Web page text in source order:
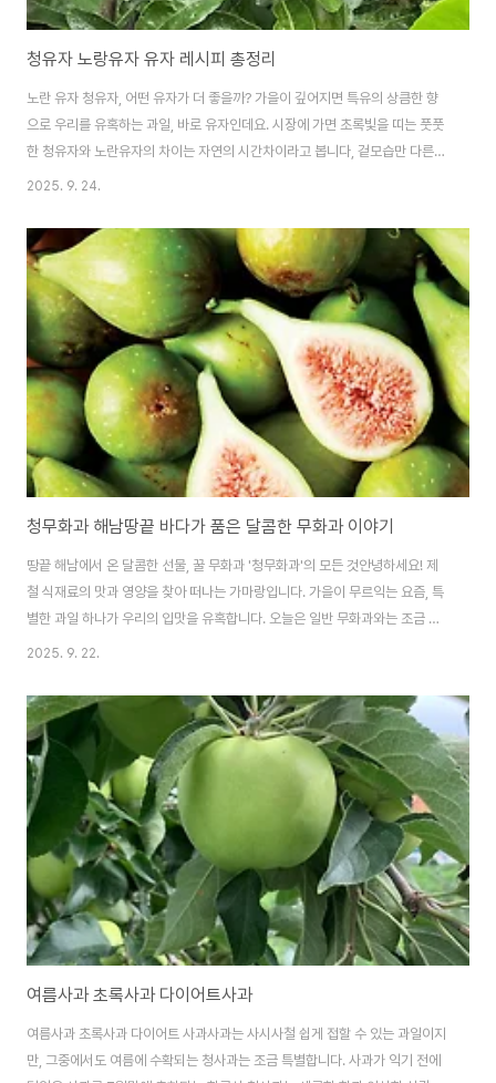
청유자 노랑유자 유자 레시피 총정리
노란 유자 청유자, 어떤 유자가 더 좋을까? 가을이 깊어지면 특유의 상큼한 향
으로 우리를 유혹하는 과일, 바로 유자인데요. 시장에 가면 초록빛을 띠는 풋풋
한 청유자와 노란유자의 차이는 자연의 시간차이라고 봅니다, 겉모습만 다른
것 같은데, 과연 어떤 유자가 더 좋은 걸까요? 오늘은 두 유자의 차이점을 꼼꼼
기농 청유자 구매하러가기청유자와 노란색 유자 어떻게 다른가요?청유자는 노
랗게 익기 전의 유자, 노란 유자는 완전히 익은 유자를 말합니다. 수확 시기와
익은 정도가 다른 만큼, 맛과 향, 그리고 영양 성분에서도 차이가 있습니다.청유
자는 9월10월 가을에 노랗게 잘익은 유자는 11월에 즐길수 있습니다.1. 향과
맛 청유자 노란 유자..
2025. 9. 24.
청무화과 해남땅끝 바다가 품은 달콤한 무화과 이야기
땅끝 해남에서 온 달콤한 선물, 꿀 무화과 '청무화과'의 모든 것안녕하세요! 제
철 식재료의 맛과 영양을 찾아 떠나는 가마랑입니다. 가을이 무르익는 요즘, 특
별한 과일 하나가 우리의 입맛을 유혹합니다. 오늘은 일반 무화과와는 조금 다
른, 겉은 푸르지만 속은 꿀처럼 달콤한 해남의 청무화과를 소개해 드릴까 합니
다. 겉은 초록색? 속은 빨알간 해남 청무화과, 그 특별함에 대하여일반적인 무
화과는 붉은빛을 띠며 익어가는 반면, 청무화과는 익어도 겉모습이 푸른빛을
그대로 유지합니다. 하지만 겉모습만 보고 덜 익었다고 생각하면 큰 오산입니
다. 속은 이미 꽉 찬 달콤함과 쫀득한 식감으로 가득 차 있죠. 이처럼 겉과 속이
다른 반전 매력 때문에..
2025. 9. 22.
여름사과 초록사과 다이어트사과
여름사과 초록사과 다이어트 사과사과는 사시사철 쉽게 접할 수 있는 과일이지
만, 그중에서도 여름에 수확되는 청사과는 조금 특별합니다. 사과가 익기 전에